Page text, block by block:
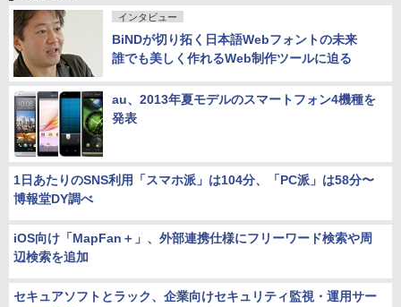
インタビュー
BiNDが切り拓く日本語Webフォントの未来
誰でも美しく作れるWeb制作ツールに迫る
au、2013年夏モデルのスマートフォン4機種を
発表
1日あたりのSNS利用「スマホ派」は104分、「PC派」は58分〜
博報堂DY調べ
iOS向け「MapFan＋」、外部連携仕様にフリーワード検索や周
辺検索を追加
セキュアソフトとラック、企業向けセキュリティ監視・運用サー